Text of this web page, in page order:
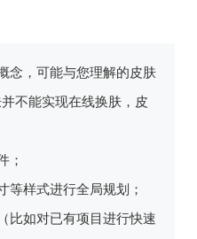
念，可能与您理解的皮肤
不能实现在线换肤，皮
；
等样式进行全局规划；
比如对已有项目进行快速